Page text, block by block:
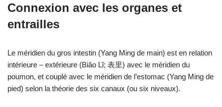
Connexion avec les organes et
entrailles
Le méridien du gros intestin (Yang Ming de main) est en relation
intérieure – extérieure (Biǎo Lǐ; 表里) avec le méridien du
poumon, et couplé avec le méridien de l’estomac (Yang Ming de
pied) selon la théorie des six canaux (ou six niveaux).